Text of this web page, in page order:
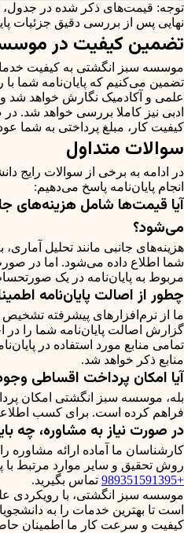
توجه: قیمت‌های ذکر شده در
نهایی پس از بررسی دقیق جزئیات
تضمین کیفیت در
موسسه سبز انگشتی به کیفیت
تضمین می‌کنیم که پایان‌نامه شما
علمی و آکادمیک نگارش خواهد
ادبی نیز کاملا بررسی خواهد شد.
کیفیت کار، مبلغ پرداختی به شما
سوالات متداول
در ادامه به برخی از سوالات رایج
انجام پایان‌نامه پاسخ می‌دهیم:
آیا قیمت‌ها شامل هزینه‌های
می‌شود؟
هزینه‌های جانبی مانند تحلیل
شما اطلاع داده می‌شود. اما در
مربوط به پایان‌نامه در یک
چطور از اصالت پایان‌نامه
ما از نرم‌افزارهای پیشرفته
گزارش اصالت پایان‌نامه شما را در
تمامی منابع مورد استفاده در
منابع ذکر خواهد شد.
آیا امکان پرداخت اقساطی
بله، موسسه سبز انگشتی امکان
فراهم کرده است. برای کسب
در صورت نیاز به مشاوره، چه
کارشناسان ما آماده ارائه مشاوره
روش تحقیق و سایر موارد مرتبط با
+989351591395
تماس بگیرید.
موسسه سبز انگشتی، با رویکردی
است تا بهترین خدمات را به
کیفیت و سرعت کار ما اطمینان